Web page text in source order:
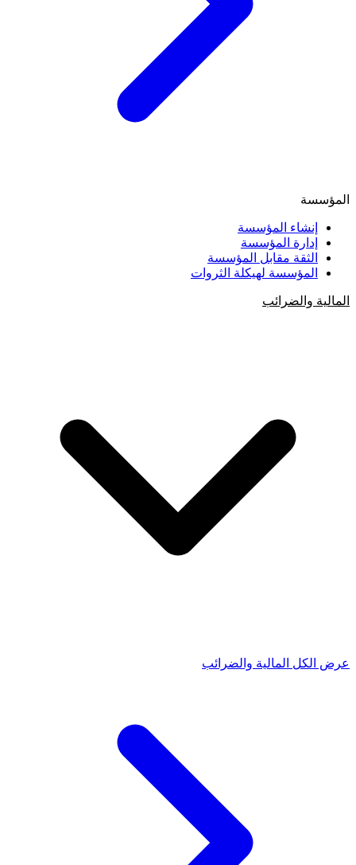
المؤسسة
إنشاء المؤسسة
إدارة المؤسسة
الثقة مقابل المؤسسة
المؤسسة لهيكلة الثروات
المالية والضرائب
عرض الكل المالية والضرائب